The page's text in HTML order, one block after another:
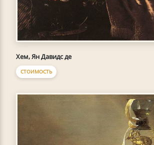
Хем, Ян Давидс де
СТОИМОСТЬ